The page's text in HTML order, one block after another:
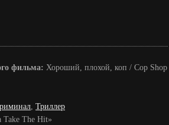
фильма: Хороший, плохой, коп / Cop Shop
, Триллер
Take The Hit»